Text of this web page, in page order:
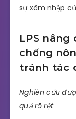
sự xâm nhập
LPS nâng
chống
tránh tác
Nghiên cứu
quả rõ rệt